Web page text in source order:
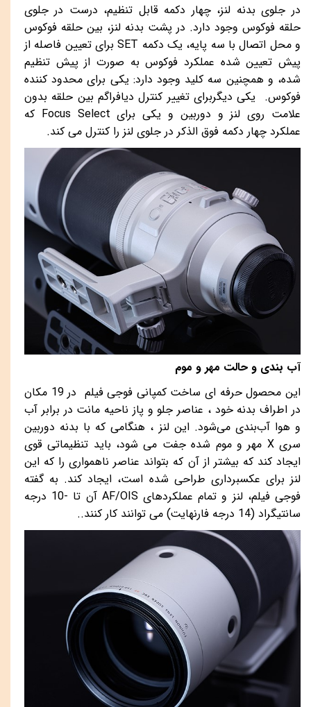
در جلوی بدنه لنز، چهار دکمه قابل تنظیم، درست در جلوی
حلقه فوکوس وجود دارد. در پشت بدنه لنز، بین حلقه فوکوس
و محل اتصال با سه پایه، یک دکمه SETبرای تعیین فاصله از
پیش تعیین شده عملکرد فوکوس به صورت از پیش تنظیم
شده، و همچنین سه کلید وجود دارد: یکی برای محدود کننده
فوکوس. یکی دیگربرای تغییر کنترل دیافراگم بین حلقه بدون
علامت روی لنز و دوربین و یکی برای Focus Select که
عملکرد چهار دکمه فوق الذکر در جلوی لنز را کنترل می کند.
آب بندی و حالت مهر و موم
این محصول حرفه ای ساخت کمپانی فوجی فیلم در 19 مکان
در اطراف بدنه خود ، عناصر جلو و پاز ناحیه مانت در برابر آب
و هوا آب‌بندی می‌شود. این لنز ، هنگامی که با بدنه دوربین
سریX مهر و موم شده جفت می شود، باید تنظیماتی قوی
ایجاد کند که بیشتر از آن که بتواند عناصر ناهمواری را که این
لنز برای عکسبرداری طراحی شده است، ایجاد کند. به گفته
فوجی فیلم، لنز و تمام عملکردهای AF/OIS
آن تا -10 درجه
سانتیگراد (14 درجه فارنهایت) می توانند کار کنند..